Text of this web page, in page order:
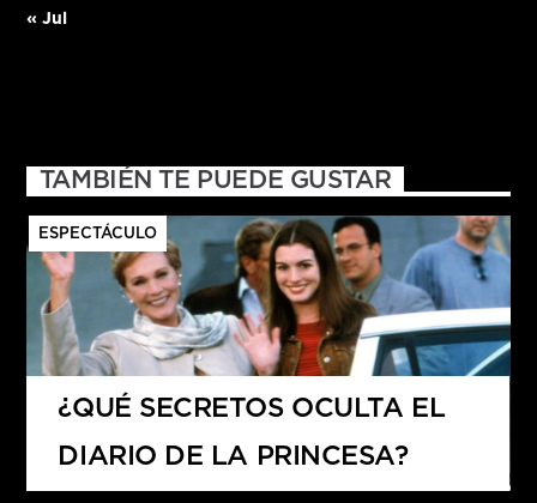
« Jul
TAMBIÉN TE PUEDE GUSTAR
ESPECTÁCULO
¿QUÉ SECRETOS OCULTA EL
DIARIO DE LA PRINCESA?